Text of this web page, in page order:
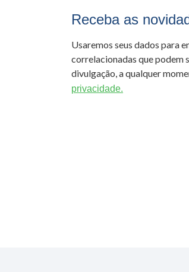
Receba as
Usaremos seus dados para
correlacionadas que podem
divulgação, a qualquer
privacidade.